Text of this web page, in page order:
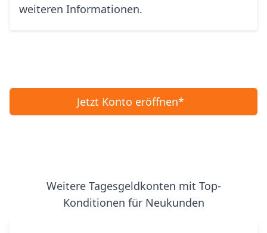
weiteren Informationen.
Jetzt Konto eröffnen*
Weitere Tagesgeldkonten mit Top-
Konditionen für Neukunden